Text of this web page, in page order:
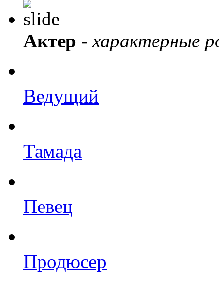
Актер - характерные
Ведущий
Тамада
Певец
Продюсер